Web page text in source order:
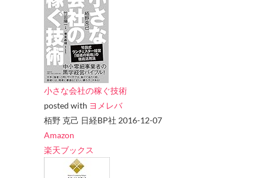
小さな会社の稼ぐ技術
posted with ヨメレバ
栢野 克己 日経BP社 2016-12-07
Amazon
楽天ブックス